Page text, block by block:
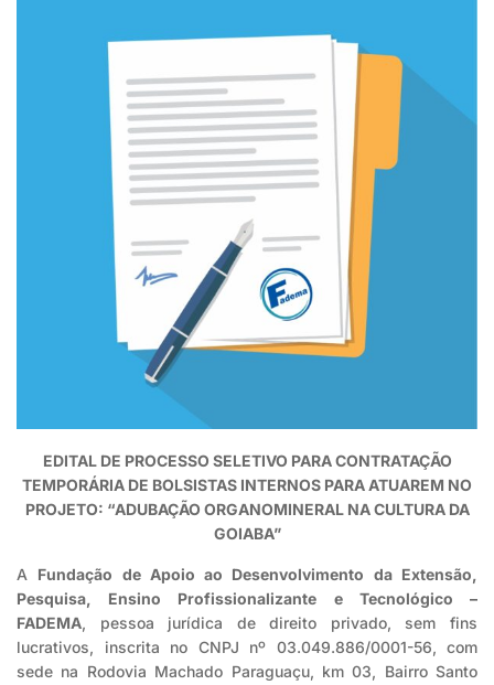
EDITAL DE PROCESSO SELETIVO PARA CONTRATAÇÃO
TEMPORÁRIA DE BOLSISTAS INTERNOS PARA ATUAREM NO
PROJETO: “ADUBAÇÃO ORGANOMINERAL NA CULTURA DA
GOIABA”
A Fundação de Apoio ao Desenvolvimento da Extensão,
Pesquisa, Ensino Profissionalizante e Tecnológico –
FADEMA, pessoa jurídica de direito privado, sem fins
lucrativos, inscrita no CNPJ nº 03.049.886/0001-56, com
sede na Rodovia Machado Paraguaçu, km 03, Bairro Santo